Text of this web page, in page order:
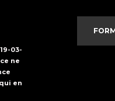
03-
ne
en